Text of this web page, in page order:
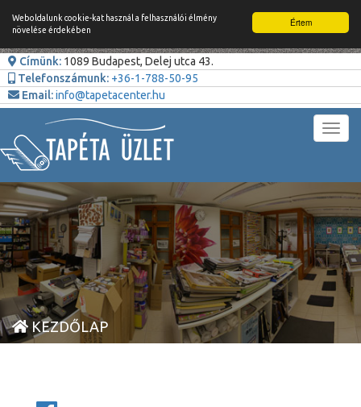
Értem
Weboldalunk cookie-kat használ a felhasználói élmény
növelése érdekében
Címünk: 1089 Budapest, Delej utca 43.
Telefonszámunk: +36-1-788-50-95
Email:info@tapetacenter.hu
KEZDŐLAP